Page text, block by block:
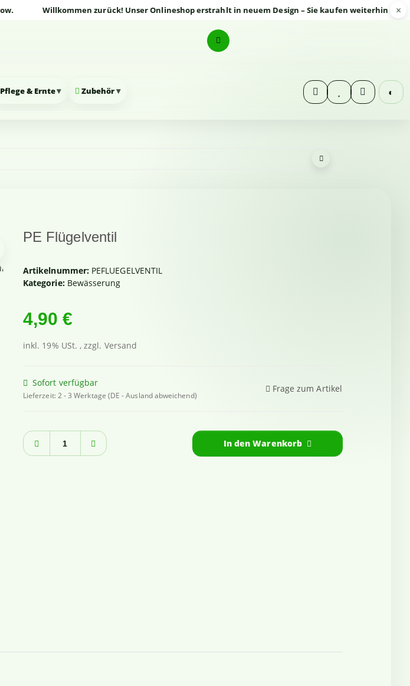
Willkommen zurück! Unser Onlineshop erstrahlt in neuem Design – Sie kaufen weiterhin sicher ×
Pflege & Ernte▾ Zubehör▾ ◐
PE Flügelventil
Artikelnummer: PEFLUEGELVENTIL
Kategorie: Bewässerung
4,90 €
inkl. 19% USt. , zzgl. Versand
Sofort verfügbar
Lieferzeit:2 - 3 Werktage (DE - Ausland abweichend)
Frage zum Artikel
In den Warenkorb